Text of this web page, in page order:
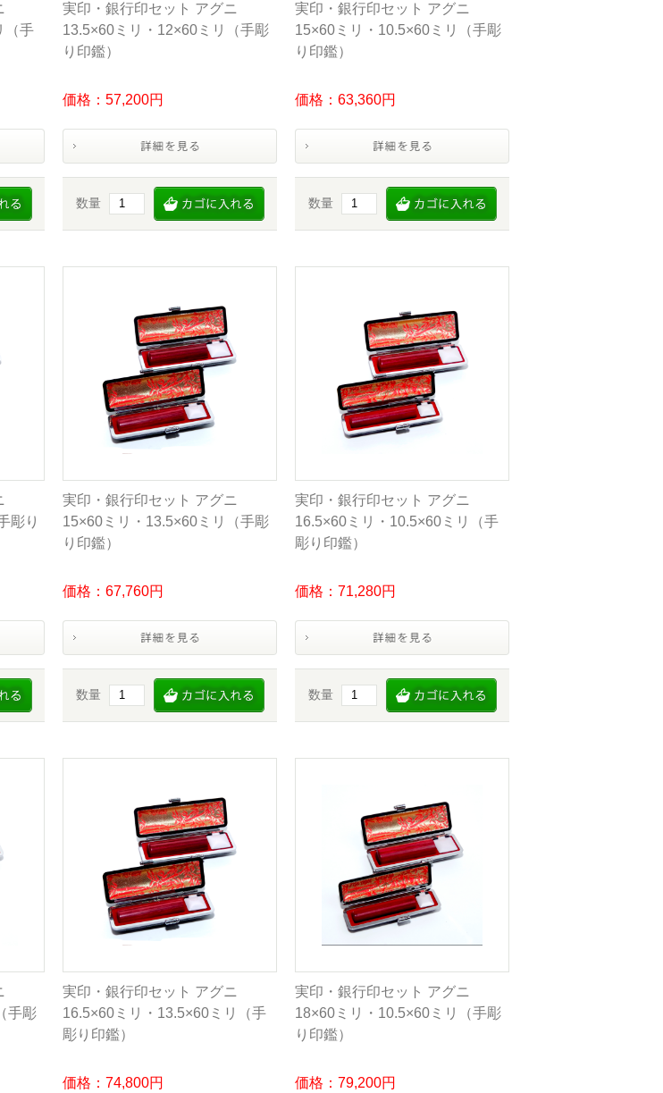
（手
実印・銀行印セット アグニ
13.5×60ミリ・12×60ミリ（手彫
り印鑑）
価格：57,200円
数量
実印・銀行印セット アグニ
15×60ミリ・10.5×60ミリ（手彫
り印鑑）
価格：63,360円
数量
彫り
実印・銀行印セット アグニ
15×60ミリ・13.5×60ミリ（手彫
り印鑑）
価格：67,760円
数量
実印・銀行印セット アグニ
16.5×60ミリ・10.5×60ミリ（手
彫り印鑑）
価格：71,280円
数量
手彫
実印・銀行印セット アグニ
16.5×60ミリ・13.5×60ミリ（手
彫り印鑑）
価格：74,800円
実印・銀行印セット アグニ
18×60ミリ・10.5×60ミリ（手彫
り印鑑）
価格：79,200円